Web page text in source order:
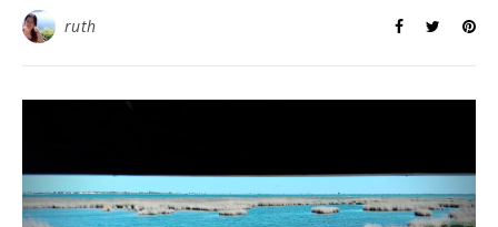
ruth